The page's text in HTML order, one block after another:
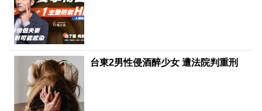
台東2男性侵酒醉少女 遭法院判重刑